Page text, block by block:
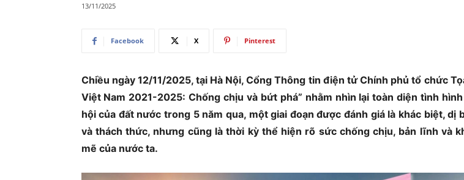
H
13/11/2025
Facebook X Pinterest
Chiều ngày 12/11/2025, tại Hà Nội, Cổng Thông tin điện tử Chính phủ tổ chức
Việt Nam 2021-2025: Chống chịu và bứt phá” nhằm nhìn lại toàn diện tình
hội của đất nước trong 5 năm qua, một giai đoạn được đánh giá là khác biệt, dị
và thách thức, nhưng cũng là thời kỳ thể hiện rõ sức chống chịu, bản lĩnh và
mẽ của nước ta.